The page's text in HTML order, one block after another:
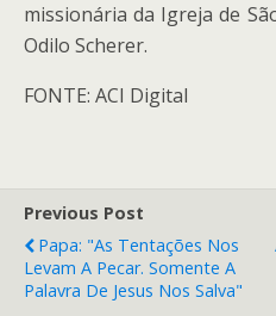
missionária da Igreja de
Odilo Scherer.
FONTE: ACI Digital
Previous Post
Papa: "As Tentações Nos
Levam A Pecar. Somente A
Palavra De Jesus Nos Salva"